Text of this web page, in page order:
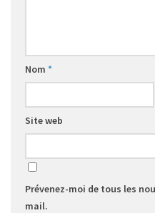
Nom *
Site web
Prévenez-moi de tous les
mail.